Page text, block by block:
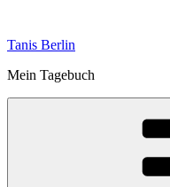
springen
Tanis Berlin
Mein Tagebuch